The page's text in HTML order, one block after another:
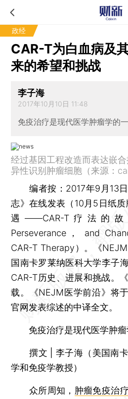
政经
CAR-T为白血病及
来的希望和挑战
李子海
2017年10月10日 11:48
免疫治疗是现代医学肿瘤学的
经过基因工程改造而表达嵌
异性识别肿瘤细胞（来源：
编者按：2017年9月13日
志》在线发表（10月5日纸
遇——CAR-T疗法的故
Perseverance， and
CAR-T Therapy）。《
国南卡罗莱纳医科大学李子
CAR-T历史、进展和挑战。
载。《NEJM医学前沿》将
官网发表综述的中译全文。
免疫治疗是现代医学肿瘤
撰文 | 李子海（美国南卡
学和免疫学教授）
众所周知， 肿瘤免疫治疗